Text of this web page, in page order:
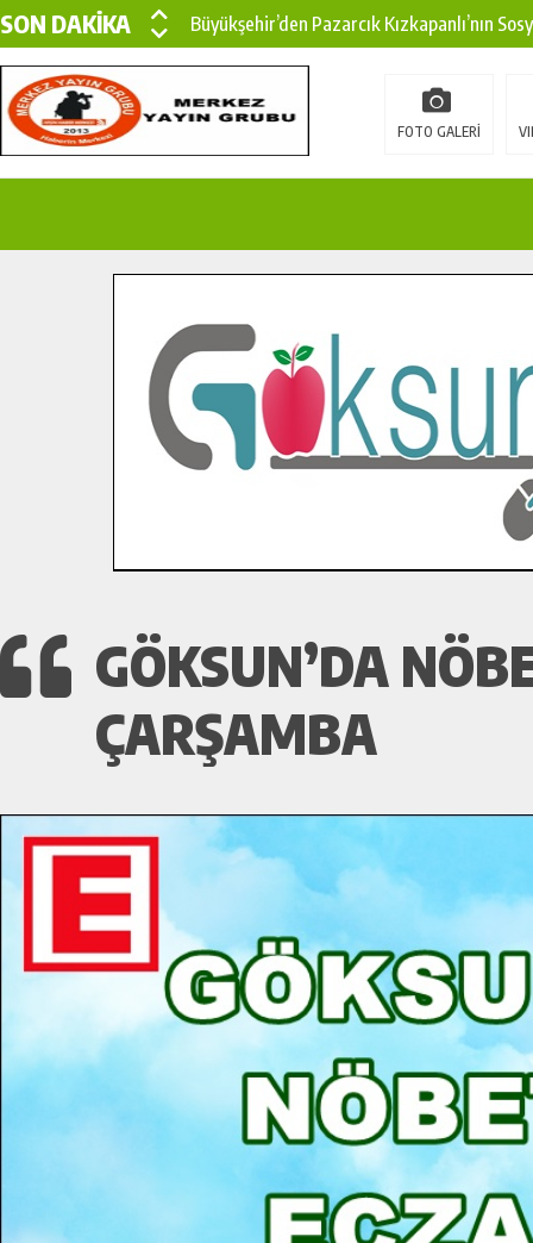
SON DAKİKA
Büyükşehir’den Pazarcık Kızkapanlı’nın
Büyükşehir’den Pazarcık Kırsalına Modern
Çin’den KSÜ’ye Uluslararası Başarı:
İlçe Jandarma Komutanı Karakaya’dan
Bertiz’in Yeni Köprüsünde Sona Doğru.
FOTO GALERİ
GÖKSUN’DA
ÇARŞAMBA